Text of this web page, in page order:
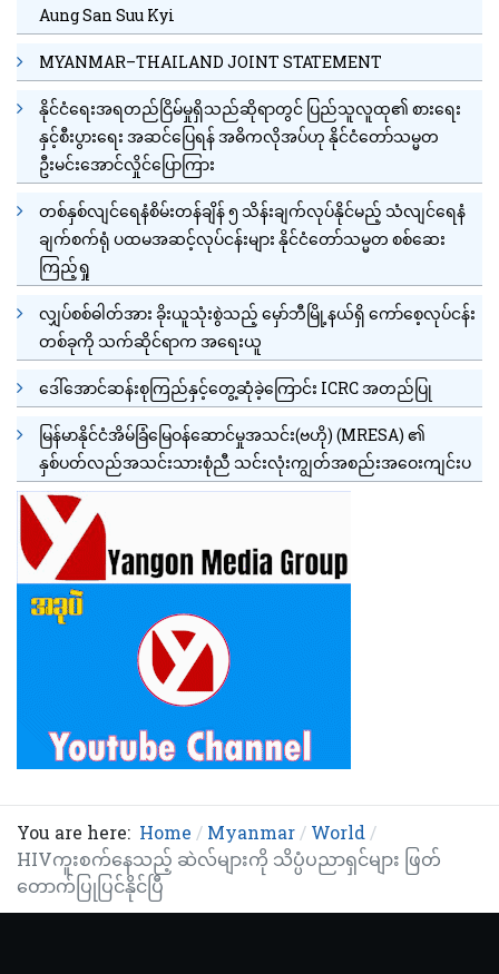
Aung San Suu Kyi
MYANMAR–THAILAND JOINT STATEMENT
နိုင်ငံရေးအရတည်ငြိမ်မှုရှိသည်ဆိုရာတွင် ပြည်သူလူထု၏ စားရေး
နှင့်စီးပွားရေး အဆင်ပြေရန် အဓိကလိုအပ်ဟု နိုင်ငံတော်သမ္မတ
ဦးမင်းအောင်လှိုင်ပြောကြား
တစ်နှစ်လျင်ရေနံစိမ်းတန်ချိန် ၅ သိန်းချက်လုပ်နိုင်မည့် သံလျင်ရေနံ
ချက်စက်ရုံ ပထမအဆင့်လုပ်ငန်းများ နိုင်ငံတော်သမ္မတ စစ်ဆေး
ကြည့်ရှု
လျှပ်စစ်ဓါတ်အား ခိုးယူသုံးစွဲသည့် မှော်ဘီမြို့နယ်ရှိ ကော်စေ့လုပ်ငန်း
တစ်ခုကို သက်ဆိုင်ရာက အရေးယူ
ဒေါ်အောင်ဆန်းစုကြည်နှင့်တွေ့ဆုံခဲ့ကြောင်း ICRC အတည်ပြု
မြန်မာနိုင်ငံအိမ်ခြံမြေဝန်ဆောင်မှုအသင်း(ဗဟို) (MRESA) ၏
နှစ်ပတ်လည်အသင်းသားစုံညီ သင်းလုံးကျွတ်အစည်းအဝေးကျင်းပ
You are here: Home Myanmar
World
HIVကူးစက်နေသည့် ဆဲလ်များကို သိပ္ပံပညာရှင်များ ဖြတ်
တောက်ပြုပြင်နိုင်ပြီ